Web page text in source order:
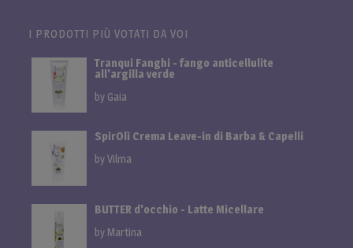
I PRODOTTI PIÙ VOTATI DA VOI
Tranqui Fanghi - fango anticellulite
all'argilla verde
by Gaia
SpirOlì Crema Leave-in di Barba & Capelli
by Vilma
BUTTER d'occhio - Latte Micellare
by Martina